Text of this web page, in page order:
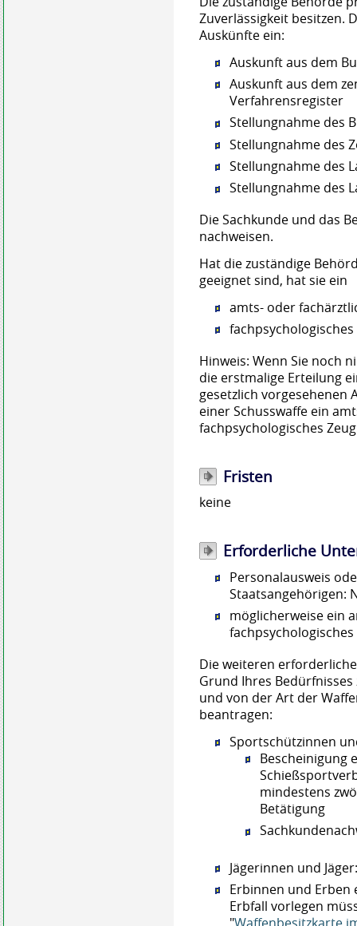
Zuverlässigkeit besitzen.
Auskünfte ein:
Auskunft aus dem
Auskunft aus dem
Verfahrensregister
Stellungnahme des
Stellungnahme des
Stellungnahme des
Stellungnahme des
Die Sachkunde und das
nachweisen.
Hat die zuständige
geeignet sind, hat sie ein
amts- oder
Hinweis: Wenn Sie noch
die erstmalige Erteilung
gesetzlich vorgesehenen
einerSchusswaffe ein
fachpsychologisches
Fristen
keine
Erforderliche
Personalausweis
Staatsangehörigen:
möglicherweise ein
fachpsychologisches
Die weiteren
Grund Ihres
und von der Art der
beantragen:
Sportschützinnen
Bescheinigung
mindestens
Betätigung
Jägerinnen und
Erbinnen und Erben
Erbfall vorlegen